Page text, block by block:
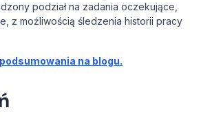
podział na zadania oczekujące,
z możliwością śledzenia historii pracy
na blogu.